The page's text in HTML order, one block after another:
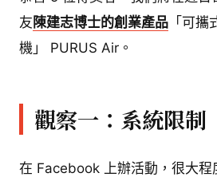
友 陳建志博士的創業產品 「可
機」 PURUS Air。
觀察一：系統限制
在 Facebook 上辦活動，很大程